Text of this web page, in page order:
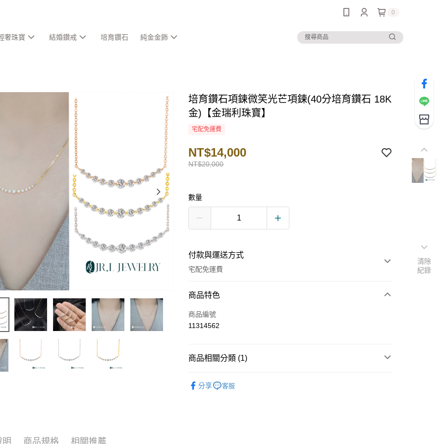
0
奢珠寶 結婚鑽戒 培育鑽石 純金金飾
培育鑽石項鍊微笑光芒項鍊(40分培育鑽石 18K
金)【金瑞利珠寶】
宅配免運費
NT$20,000
NT$14,000
數量
付款與運送方式
宅配免運費
付款方式
信用卡一次付款
ATM付款
商品特色
商品編號
11314562
商品相關分類 (1)
分享
客服
明 商品規格 相關推薦
清除
紀錄